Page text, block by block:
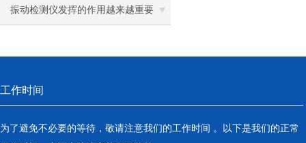
振动检测仪发挥的作用越来越重要
工作时间
为了避免不必要的等待，敬请注意我们的工作时间 。以下是我们的正常